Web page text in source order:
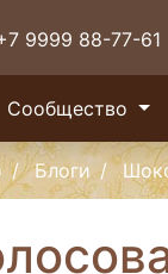
9999 88-77-61
Сообщество
Блоги